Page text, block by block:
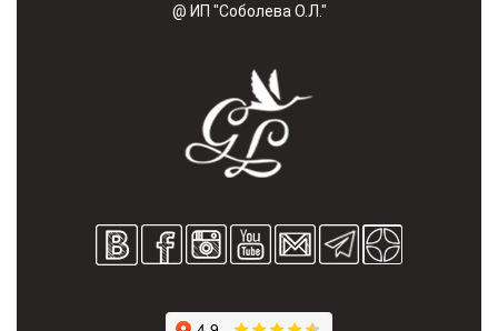
@ ИП "Соболева О.Л."